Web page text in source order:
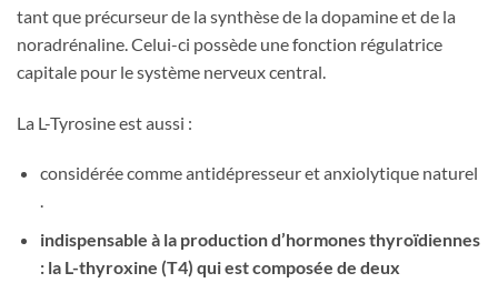
tant que précurseur de la synthèse de la dopamine et de la
noradrénaline. Celui-ci possède une fonction régulatrice
capitale pour le système nerveux central.
La L-Tyrosine est aussi :
considérée comme antidépresseur et anxiolytique naturel
.
indispensable à la production d’hormones thyroïdiennes
: la L-thyroxine (T4) qui est composée de deux